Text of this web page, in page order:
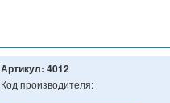
Артикул: 4012
Код производителя: